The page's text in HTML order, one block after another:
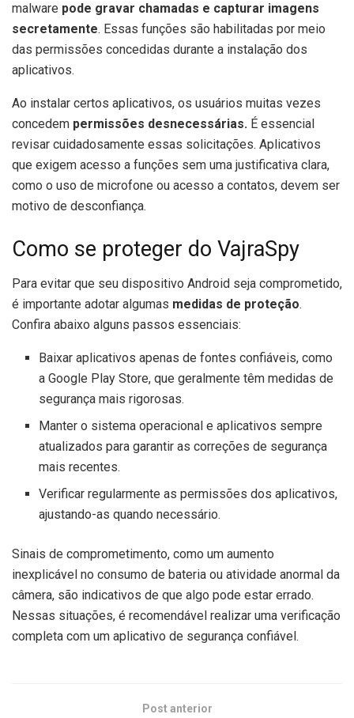
malware pode gravar chamadas e capturar imagens
secretamente. Essas funções são habilitadas por meio
das permissões concedidas durante a instalação dos
aplicativos.
Ao instalar certos aplicativos, os usuários muitas vezes
concedem permissões desnecessárias. É essencial
revisar cuidadosamente essas solicitações. Aplicativos
que exigem acesso a funções sem uma justificativa clara,
como o uso de microfone ou acesso a contatos, devem ser
motivo de desconfiança.
Como se proteger do VajraSpy
Para evitar que seu dispositivo Android seja comprometido,
é importante adotar algumas medidas de proteção.
Confira abaixo alguns passos essenciais:
Baixar aplicativos apenas de fontes confiáveis, como
a Google Play Store, que geralmente têm medidas de
segurança mais rigorosas.
Manter o sistema operacional e aplicativos sempre
atualizados para garantir as correções de segurança
mais recentes.
Verificar regularmente as permissões dos aplicativos,
ajustando-as quando necessário.
Sinais de comprometimento, como um aumento
inexplicável no consumo de bateria ou atividade anormal da
câmera, são indicativos de que algo pode estar errado.
Nessas situações, é recomendável realizar uma verificação
completa com um aplicativo de segurança confiável.
Post anterior